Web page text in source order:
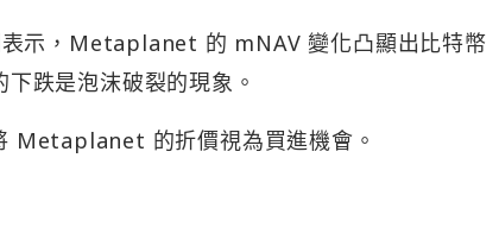
示，Metaplanet 的 mNAV 變化凸顯出比特幣
跌是泡沫破裂的現象。
Metaplanet 的折價視為買進機會。